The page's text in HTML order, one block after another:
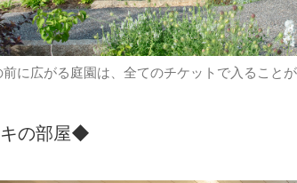
に広がる庭園は、全てのチケットで入ること
の部屋◆